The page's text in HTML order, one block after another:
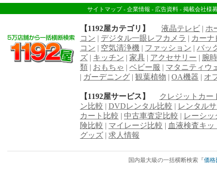
サイトマップ- 企業情報 - 広告資料 - 掲載会社様
【1192屋カテゴリ】 液晶テレビ | ホ
コン | デジタル一眼レフカメラ | カーナ
コン | 空気清浄機 | ファッション | バッ
ズ | キッチン | 家具 | アクセサリー | 腕
類 | おもちゃ | ベビー服 | マタニティウ
| ガーデニング | 観葉植物 | OA機器 | オ
【1192屋サービス】
クレジットカー
ン比較 | DVDレンタル比較 | レンタル
カート比較 | 中古車査定比較 | レーシッ
険比較 | マイレージ比較 | 血液検査キッ
グッズ | 求人情報
国内最大級の一括横断検索『価格